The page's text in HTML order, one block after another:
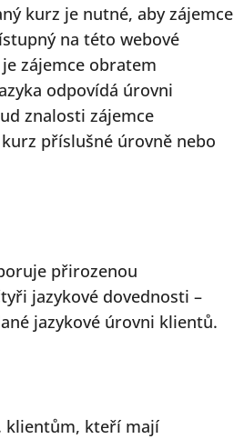
kurz je nutné, aby zájemce
na této webové
zájemce obratem
odpovídá úrovni
znalosti zájemce
příslušné úrovně nebo
přirozenou
jazykové dovednosti –
jazykové úrovni klientů.
klientům, kteří mají